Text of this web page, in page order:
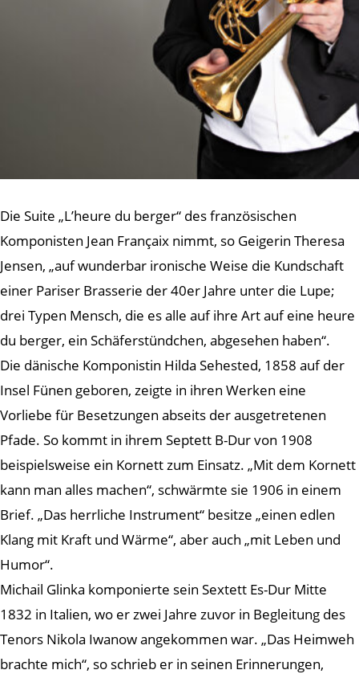
Die Suite „L’heure du berger“ des französischen
Komponisten Jean Françaix nimmt, so Geigerin Theresa
Jensen, „auf wunderbar ironische Weise die Kundschaft
einer Pariser Brasserie der 40er Jahre unter die Lupe;
drei Typen Mensch, die es alle auf ihre Art auf eine heure
du berger, ein Schäferstündchen, abgesehen haben“.
Die dänische Komponistin Hilda Sehested, 1858 auf der
Insel Fünen geboren, zeigte in ihren Werken eine
Vorliebe für Besetzungen abseits der ausgetretenen
Pfade. So kommt in ihrem Septett B-Dur von 1908
beispielsweise ein Kornett zum Einsatz. „Mit dem Kornett
kann man alles machen“, schwärmte sie 1906 in einem
Brief. „Das herrliche Instrument“ besitze „einen edlen
Klang mit Kraft und Wärme“, aber auch „mit Leben und
Humor“.
Michail Glinka komponierte sein Sextett Es-Dur Mitte
1832 in Italien, wo er zwei Jahre zuvor in Begleitung des
Tenors Nikola Iwanow angekommen war. „Das Heimweh
brachte mich“, so schrieb er in seinen Erinnerungen,